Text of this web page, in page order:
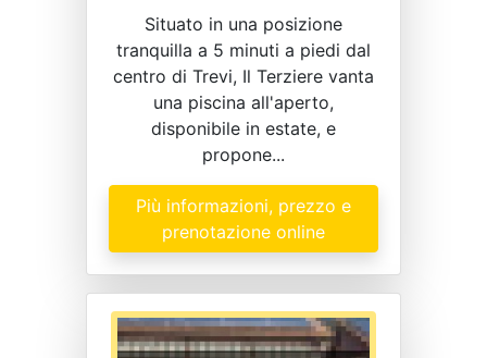
Situato in una posizione
tranquilla a 5 minuti a piedi dal
centro di Trevi, Il Terziere vanta
una piscina all'aperto,
disponibile in estate, e
propone...
Più informazioni, prezzo e
prenotazione online